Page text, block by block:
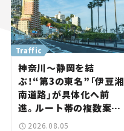
Traffic
神奈川～静岡を結
ぶ！“第3の東名”「伊豆湘
南道路」が具体化へ前
進。ルート帯の複数案検
討へ。熱海まで信号ゼロ
2026.08.05